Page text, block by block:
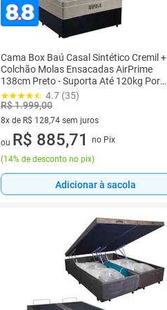
Cama Box Baú Casal Sintético Cremil +
Colchão Molas Ensacadas AirPrime
138cm Preto - Suporta Até 120kg Por
Pessoa
4.7 (35)
R$ 1.999,00
8x de R$ 128,74 sem juros
8 vez de R$ 128,74 sem juros
ou R$ 885,71
no Pix
(14% de desconto no pix)
Adicionar à sacola